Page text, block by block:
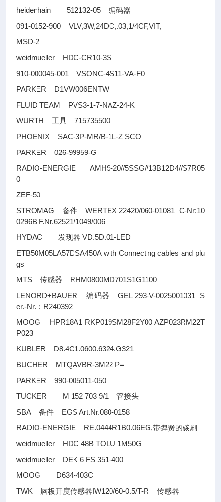
heidenhain 512132-05编码器
091-0152-900 VLV,3W,24DC,.03,1/4CF,VIT,
MSD-2
weidmueller HDC-CR10-3S
910-000045-001 VSONC-4S11-VA-F0
PARKER D1VW006ENTW
FLUID TEAM PVS3-1-7-NAZ-24-K
WURTH 工具 715735500
PHOENIX SAC-3P-MR/B-1L-Z SCO
PARKER 026-99959-G
RADIO-ENERGIE AMH9-20//5SSG//13B12D4//S7R05
0
ZEF-50
STROMAG 备件WERTEX 22420/060-01081 C-Nr:10
0296B F.Nr.62521/1049/006
HYDAC 发现器 VD.5D.01-LED
ETB50M05LA57DSA450A with Connecting cables and plu
gs
MTS传感器
RHM0800MD701S1G1100
LENORD+BAUER编码器
GEL 293-V-0025001031 S
er.-Nr. ： R240392
MOOG HPR18A1 RKP019SM28F2Y00 AZP023RM22T
P023
KUBLER D8.4C1.0600.6324.G321
BUCHER MTQAVBR-3M22 P=
PARKER 990-005011-050
TUCKER M 152 703 9/1管接头
SBA备件 EGS Art.Nr.080-0158
RADIO-ENERGIE RE.0444R1B0.06EG,带弹簧的碳刷
weidmueller HDC 48B TOLU 1M50G
weidmueller DEK 6 FS 351-400
MOOG D634-403C
TWK 唇板开度传感器IW120/60-0.5/T-R传感器